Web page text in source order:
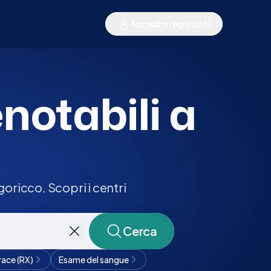
a
Scopri i centri
Cerca
(RX)
Esame del sangue